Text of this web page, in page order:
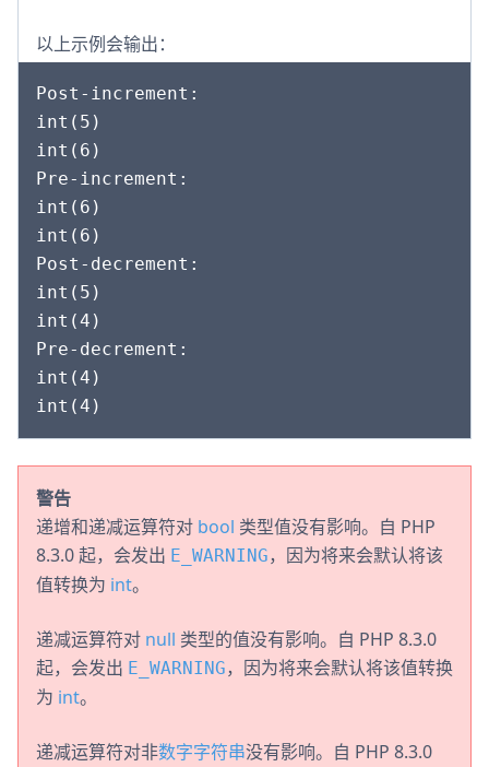
以上示例会输出：
Post-increment:
int(5)
int(6)
Pre-increment:
int(6)
int(6)
Post-decrement:
int(5)
int(4)
Pre-decrement:
int(4)
警告
递增和递减运算符对 bool 类型值没有影响。自 PHP
8.3.0 起，会发出 E_WARNING，因为将来会默认将该
值转换为 int。
递减运算符对 null 类型的值没有影响。自 PHP 8.3.0
起，会发出 E_WARNING，因为将来会默认将该值转换
为 int。
递减运算符对非数字字符串没有影响。自 PHP 8.3.0